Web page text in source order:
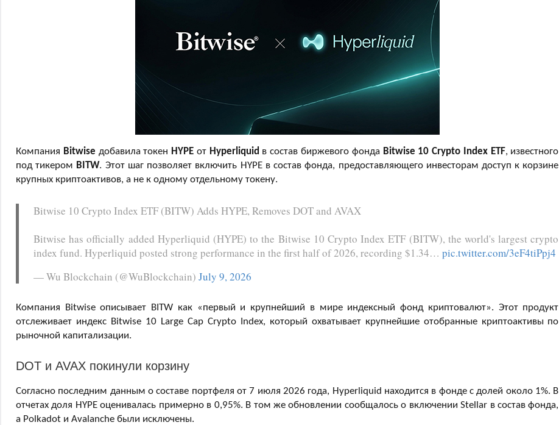
Компания Bitwise добавила токен HYPE от Hyperliquid в состав биржевого фонда Bitwise 10 Crypto Index ETF, известного
под тикером BITW. Этот шаг позволяет включить HYPE в состав фонда, предоставляющего инвесторам доступ к корзине
крупных криптоактивов, а не к одному отдельному токену.
Bitwise 10 Crypto Index ETF (BITW) Adds HYPE, Removes DOT and AVAX
Bitwise has officially added Hyperliquid (HYPE) to the Bitwise 10 Crypto Index ETF (BITW), the world's largest crypto
index fund. Hyperliquid posted strong performance in the first half of 2026, recording $1.34… pic.twitter.com/3eF4tiPpj4
— Wu Blockchain (@WuBlockchain) July 9, 2026
Компания Bitwise описывает BITW как «первый и крупнейший в мире индексный фонд криптовалют». Этот продукт
отслеживает индекс Bitwise 10 Large Cap Crypto Index, который охватывает крупнейшие отобранные криптоактивы по
рыночной капитализации.
DOT и AVAX покинули корзину
Согласно последним данным о составе портфеля от 7 июля 2026 года, Hyperliquid находится в фонде с долей около 1%. В
отчетах доля HYPE оценивалась примерно в 0,95%. В том же обновлении сообщалось о включении Stellar в состав фонда,
а Polkadot и Avalanche были исключены.